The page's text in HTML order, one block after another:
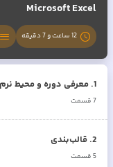
Microsoft Excel
12 ساعت و 7 دقیقه
1
. معرفی دوره و محیط
7قسمت
2
. قالب‌بندی
5قسمت